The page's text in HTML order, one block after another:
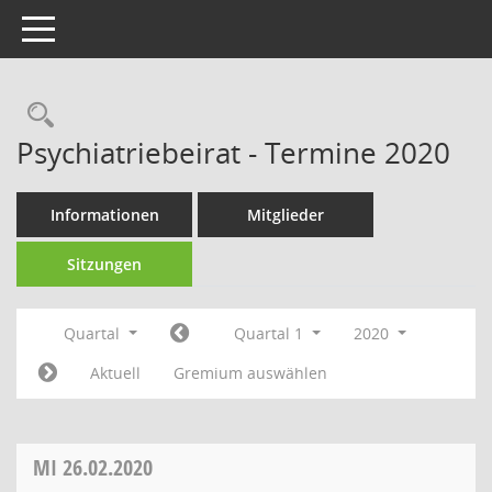
Toggle navigation
Rechercheauswahl
Psychiatriebeirat - Termine 2020
Informationen Mitglieder
Sitzungen
Quartal Quartal 1
2020
Aktuell
Gremium auswählen
MI 26.02.2020